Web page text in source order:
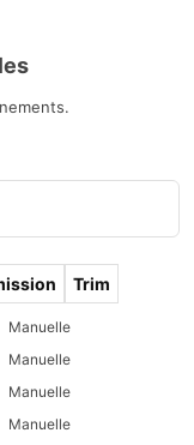
Trim
Manuelle
Manuelle
Manuelle
Manuelle